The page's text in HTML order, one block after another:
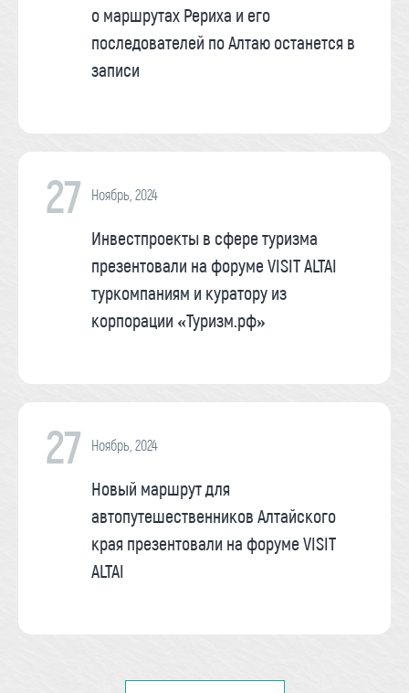
о маршрутах Рериха и его
последователей по Алтаю останется в
записи
27 Ноябрь, 2024
Инвестпроекты в сфере туризма
презентовали на форуме VISIT ALTAI
туркомпаниям и куратору из
корпорации «Туризм.рф»
27 Ноябрь, 2024
Новый маршрут для
автопутешественников Алтайского
края презентовали на форуме VISIT
ALTAI